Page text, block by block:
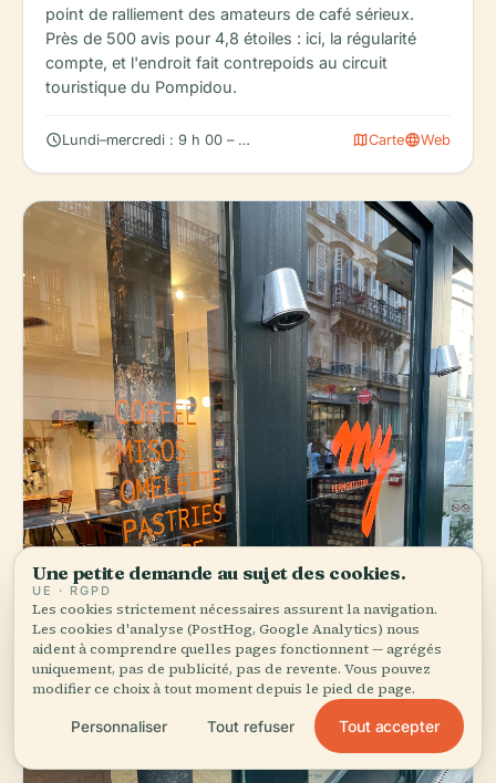
point de ralliement des amateurs de café sérieux.
Près de 500 avis pour 4,8 étoiles : ici, la régularité
compte, et l'endroit fait contrepoids au circuit
touristique du Pompidou.
scheduleLundi–mercredi : 9 h 00 – 18 h 00 mapCartelanguageWeb
Une petite demande au sujet des cookies.
UE · RGPD
Les cookies strictement nécessaires assurent la navigation.
Les cookies d'analyse (PostHog, Google Analytics) nous
aident à comprendre quelles pages fonctionnent — agrégés
uniquement, pas de publicité, pas de revente. Vous pouvez
modifier ce choix à tout moment depuis le pied de page.
Personnaliser Tout refuser Tout accepter